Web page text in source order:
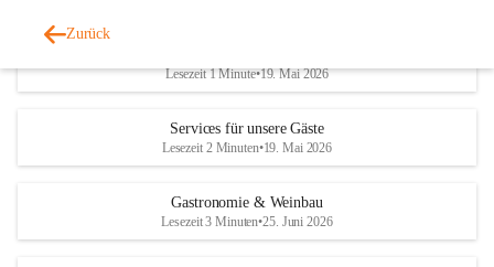
Zurück
Lesezeit 1 Minute•19. Mai 2026
Services für unsere Gäste
Lesezeit 2 Minuten•19. Mai 2026
Gastronomie & Weinbau
Lesezeit 3 Minuten•25. Juni 2026